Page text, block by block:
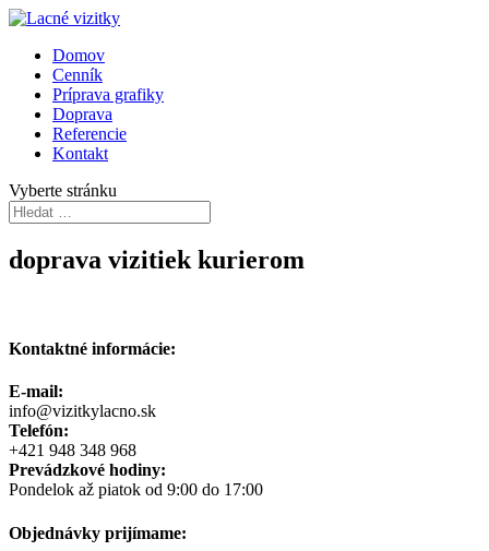
Domov
Cenník
Príprava grafiky
Doprava
Referencie
Kontakt
Vyberte stránku
doprava vizitiek kurierom
Kontaktné informácie:
E-mail:
info@vizitkylacno.sk
Telefón:
+421 948 348 968
Prevádzkové hodiny:
Pondelok až piatok od 9:00 do 17:00
Objednávky prijímame: